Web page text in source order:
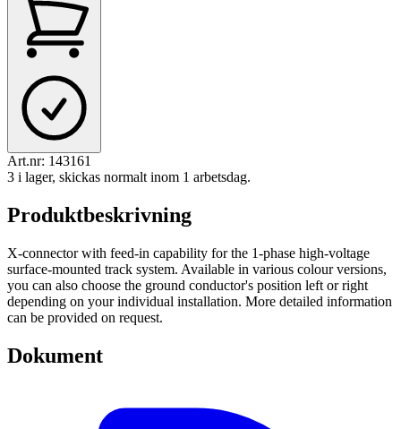
Art.nr: 143161
3 i lager, skickas normalt inom 1 arbetsdag.
Produktbeskrivning
X-connector with feed-in capability for the 1-phase high-voltage
surface-mounted track system. Available in various colour versions,
you can also choose the ground conductor's position left or right
depending on your individual installation. More detailed information
can be provided on request.
Dokument